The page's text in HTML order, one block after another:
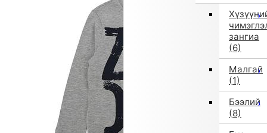
зангиа
(6)
Малгай
(1)
Бээлий
(8)